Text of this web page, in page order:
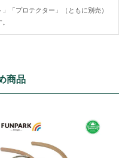
「プロテクター」（ともに別売）
商品